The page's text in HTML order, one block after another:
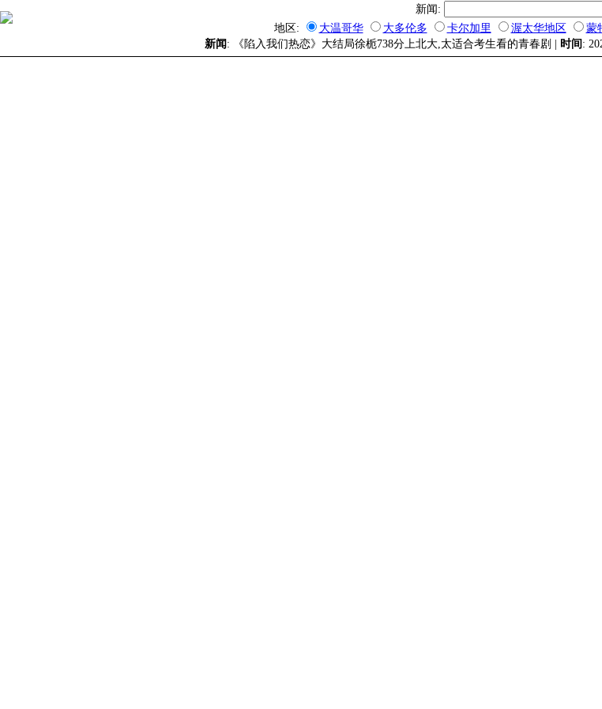
新闻:
地区:
大温哥华 大多伦多 卡尔加里 渥太华地区 蒙
新闻 : 《陷入我们热恋》大结局徐栀738分上北大,太适合考生看的青春剧 | 时间 :